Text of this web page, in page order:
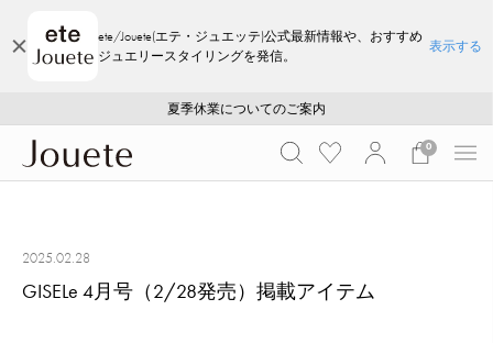
ete/Jouete(エテ・ジュエッテ)公式最新情報や、おすすめ
ジュエリースタイリングを発信。
表示する
採用のご案内
ご注文いただいたお品物のお届け状況について
夏季休業についてのご案内
WEB LIMITED ITEMS >>
採用のご案内
ご注文いただいたお品物のお届け状況について
0
2025.02.28
GISELe 4月号（2/28発売）掲載アイテム